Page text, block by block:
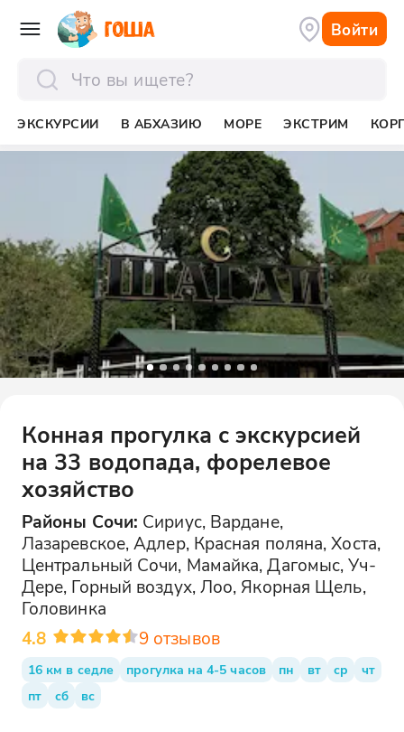
Войти
ЭКСКУРСИИ В АБХАЗИЮ МОРЕ ЭКСТРИМ
Конная прогулка с экскурсией
на 33 водопада, форелевое
хозяйство
Районы Сочи: Сириус, Вардане,
Лазаревское, Адлер, Красная поляна, Хоста,
Центральный Сочи, Мамайка, Дагомыс, Уч-
Дере, Горный воздух, Лоо, Якорная Щель,
Головинка
4.8
9 отзывов
16 км в седле прогулка на 4-5 часов пн вт ср
чт
пт
сб вс